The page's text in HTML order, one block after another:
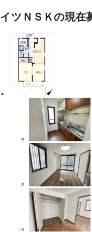
ツＮＳＫの現在